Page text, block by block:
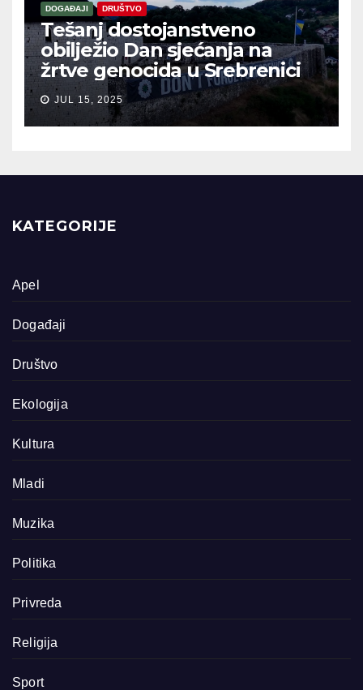
DOGAĐAJI DRUŠTVO
Tešanj dostojanstveno
obilježio Dan sjećanja na
žrtve genocida u Srebrenici
JUL 15, 2025
KATEGORIJE
Apel
Događaji
Društvo
Ekologija
Kultura
Mladi
Muzika
Politika
Privreda
Religija
Sport